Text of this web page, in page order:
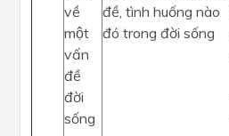
về
một
vấn
đề
đời
sống
đề, tình huống nào
đó trong đời sống